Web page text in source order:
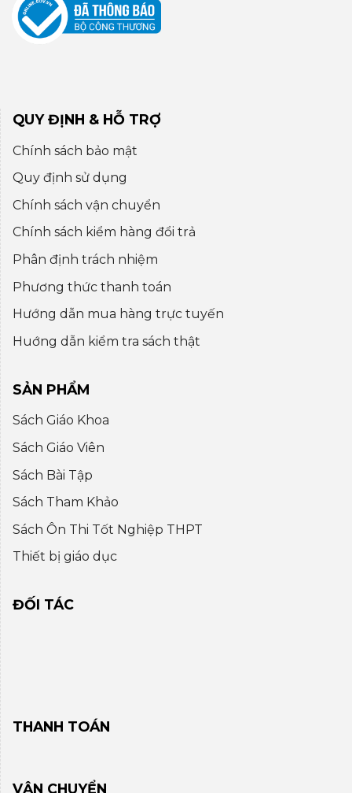
QUY ĐỊNH & HỖ TRỢ
Chính sách bảo mật
Quy định sử dụng
Chính sách vận chuyển
Chính sách kiểm hàng đổi trả
Phân định trách nhiệm
Phương thức thanh toán
Hướng dẫn mua hàng trực tuyến
Huớng dẫn kiểm tra sách thật
SẢN PHẨM
Sách Giáo Khoa
Sách Giáo Viên
Sách Bài Tập
Sách Tham Khảo
Sách Ôn Thi Tốt Nghiệp THPT
Thiết bị giáo dục
ĐỐI TÁC
THANH TOÁN
VẬN CHUYỂN